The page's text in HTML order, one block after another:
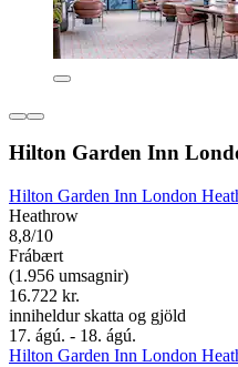
Hilton Garden Inn
Hilton Garden Inn London
Heathrow
8,8/10
Frábært
(1.956 umsagnir)
16.722 kr.
inniheldur skatta og gjöld
17. ágú. - 18. ágú.
Hilton Garden Inn London